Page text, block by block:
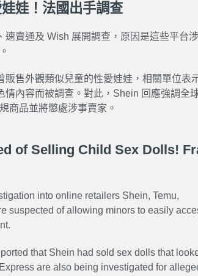
娃！法國出手調查
賣通及 Wish 展開調查，原因是這些平台
售外觀類似兒童的性愛娃娃，相關單位表
內容而被調查。對此，Shein 回應強調全
商品並將懲處涉事賣家。
of Selling Child Sex Dolls!
into online retailers Shein, Temu,
suspected of allowing minors to easily
that Shein had sold sex dolls that
are also being investigated for